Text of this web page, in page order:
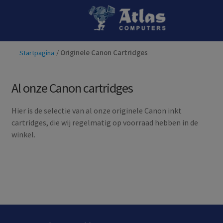
Ga
naar
Ga
de
Startpagina / Originele Canon Cartridges
Al onze Canon cartridges
Hier is de selectie van al onze originele Canon inkt
cartridges, die wij regelmatig op voorraad hebben in de
winkel.